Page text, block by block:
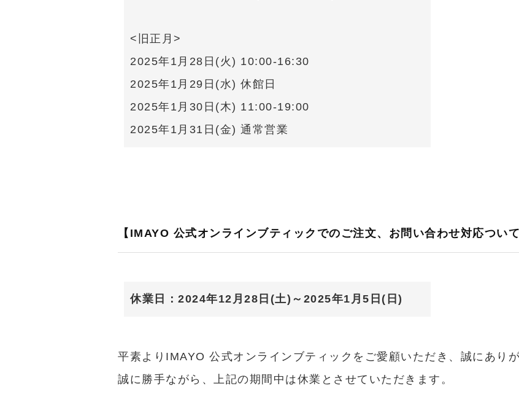
<旧正月>
2025年1月28日(火) 10:00-16:30
2025年1月29日(水) 休館日
2025年1月30日(木) 11:00-19:00
2025年1月31日(金) 通常営業
【IMAYO 公式オンラインブティックでのご注文、お問い合わせ対応ついて
休業日：2024年12月28日(土)～2025年1月5日(日)
平素よりIMAYO 公式オンラインブティックをご愛顧いただき、誠にあり
誠に勝手ながら、上記の期間中は休業とさせていただきます。